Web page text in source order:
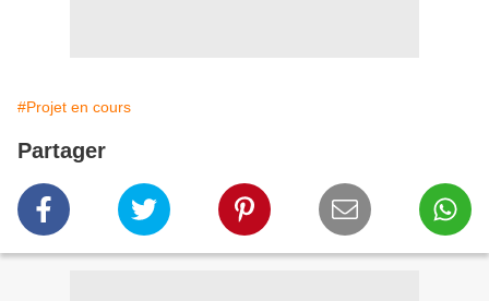
#Projet en cours
Partager